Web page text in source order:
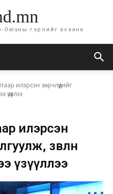
Оюуны гэрлийг асаана
илэрсэн зөрчлүүдийг
илэрсэн
зөвлөн
үзүүллээ